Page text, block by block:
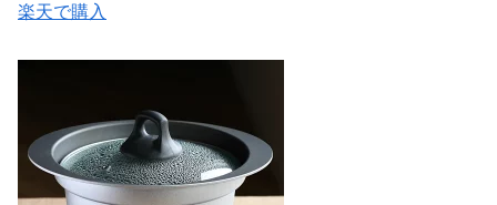
楽天で購入